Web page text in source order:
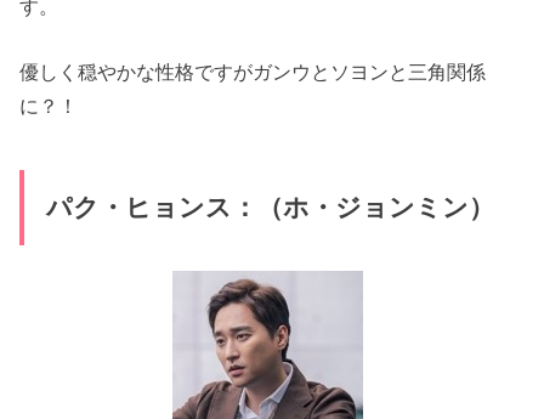
す。
優しく穏やかな性格ですがガンウとソヨンと三角関係
に？！
パク・ヒョンス：（ホ・ジョンミン）